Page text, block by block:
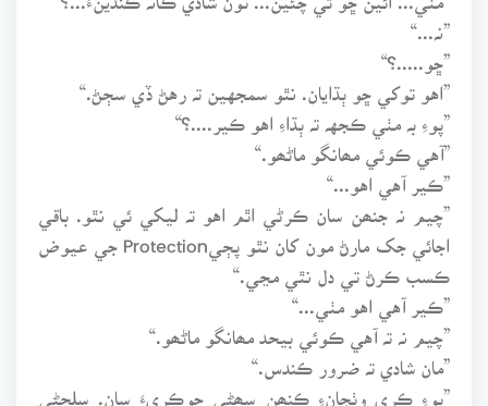
”نہ...“
”ڇو.....؟“
”اهو توکي ڇو ٻڌايان. نٿو سمجهين تہ رهڻ ڏي سڄڻ.“
”پوءِ بہ مٺي ڪجهہ تہ ٻڌاءِ اهو ڪير....؟“
”آهي ڪوئي مھانگو ماڻھو.“
”ڪير آهي اهو...“
”چيم نہ جنھن سان ڪرڻي اٿم اهو تہ ليکي ئي نٿو. باقي
ڪسب ڪرڻ تي دل نٿي مڃي.“
”ڪير آهي اهو مٺي...“
”چيم نہ تہ آهي ڪوئي بيحد مھانگو ماڻھو.“
”مان شادي تہ ضرور ڪندس.“
”پوءِ ڪري وٺجانءِ ڪنھن سھڻي ڇوڪريءَ سان. سلڇڻي